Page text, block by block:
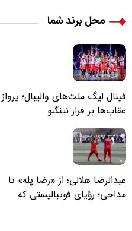
محل برند شما
فینال لیگ ملت‌های والیبال؛ پرواز
عقاب‌ها بر فراز نینگبو
عبدالرضا هلالی؛ از «رضا پله» تا
مداحی؛ رؤیای فوتبالیستی که